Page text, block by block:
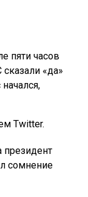
пяти часов
«да»
Twitter.
президент
сомнение